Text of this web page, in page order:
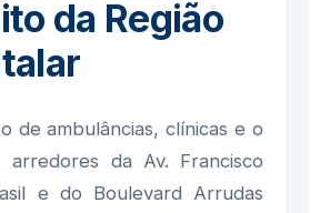
da Região
de ambulâncias, clínicas e o
arredores da Av. Francisco
e do Boulevard Arrudas